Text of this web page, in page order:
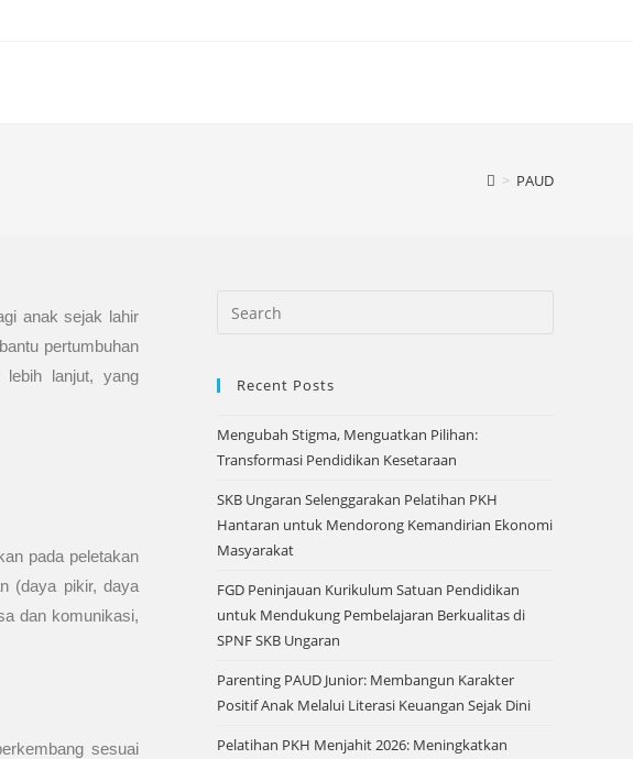
> PAUD
anak sejak lahir
pertumbuhan
lebih lanjut, yang
pada peletakan
(daya pikir, daya
dan komunikasi,
sesuai
Recent Posts
Mengubah Stigma, Menguatkan Pilihan:
Transformasi Pendidikan Kesetaraan
SKB Ungaran Selenggarakan Pelatihan PKH
Hantaran untuk Mendorong Kemandirian Ekonomi
Masyarakat
FGD Peninjauan Kurikulum Satuan Pendidikan
untuk Mendukung Pembelajaran Berkualitas di
SPNF SKB Ungaran
Parenting PAUD Junior: Membangun Karakter
Positif Anak Melalui Literasi Keuangan Sejak Dini
Pelatihan PKH Menjahit 2026: Meningkatkan